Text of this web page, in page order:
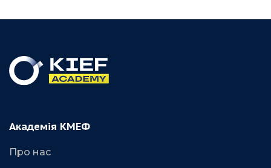
Академія КМЕФ
Про нас